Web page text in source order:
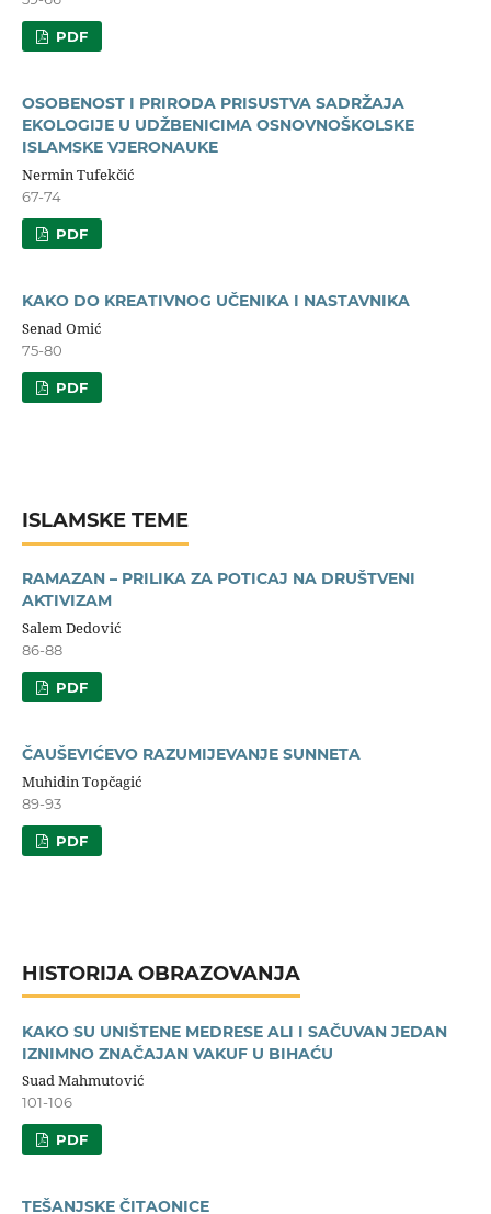
PDF
OSOBENOST I PRIRODA PRISUSTVA SADRŽAJA
EKOLOGIJE U UDŽBENICIMA OSNOVNOŠKOLSKE
ISLAMSKE VJERONAUKE
Nermin Tufekčić
67-74
PDF
KAKO DO KREATIVNOG UČENIKA I NASTAVNIKA
Senad Omić
75-80
PDF
ISLAMSKE TEME
RAMAZAN – PRILIKA ZA POTICAJ NA DRUŠTVENI
AKTIVIZAM
Salem Dedović
86-88
PDF
ČAUŠEVIĆEVO RAZUMIJEVANJE SUNNETA
Muhidin Topčagić
89-93
PDF
HISTORIJA OBRAZOVANJA
KAKO SU UNIŠTENE MEDRESE ALI I SAČUVAN JEDAN
IZNIMNO ZNAČAJAN VAKUF U BIHAĆU
Suad Mahmutović
101-106
PDF
TEŠANJSKE ČITAONICE